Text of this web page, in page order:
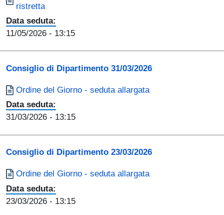
ristretta
Data seduta:
11/05/2026 - 13:15
Consiglio di Dipartimento 31/03/2026
Documento
Ordine del Giorno - seduta allargata
Data seduta:
31/03/2026 - 13:15
Consiglio di Dipartimento 23/03/2026
Documento
Ordine del Giorno - seduta allargata
Data seduta:
23/03/2026 - 13:15